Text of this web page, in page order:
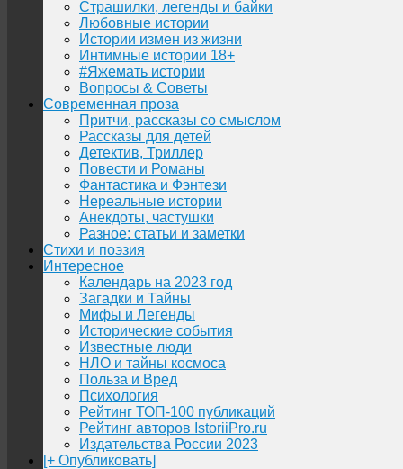
Страшилки, легенды и байки
Любовные истории
Истории измен из жизни
Интимные истории 18+
#Яжемать истории
Вопросы & Советы
Современная проза
Притчи, рассказы со смыслом
Рассказы для детей
Детектив, Триллер
Повести и Романы
Фантастика и Фэнтези
Нереальные истории
Анекдоты, частушки
Разное: статьи и заметки
Стихи и поэзия
Интересное
Календарь на 2023 год
Загадки и Тайны
Мифы и Легенды
Исторические события
Известные люди
НЛО и тайны космоса
Польза и Вред
Психология
Рейтинг ТОП-100 публикаций
Рейтинг авторов IstoriiPro.ru
Издательства России 2023
[+ Опубликовать]